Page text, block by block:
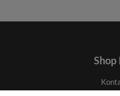
Shop